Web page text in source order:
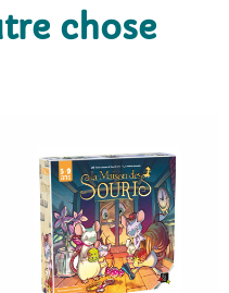
chose